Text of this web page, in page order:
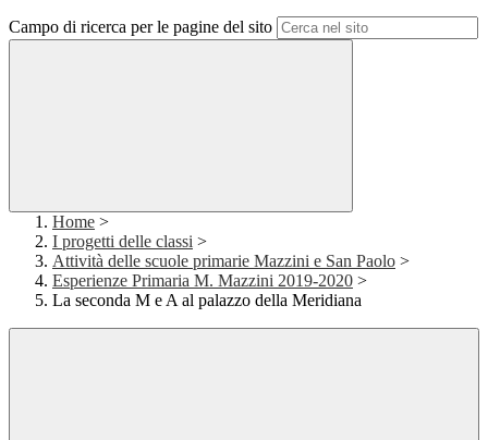
Campo di ricerca per le pagine del sito
Home >
I progetti delle classi >
Attività delle scuole primarie Mazzini e San Paolo >
Esperienze Primaria M. Mazzini 2019-2020 >
La seconda M e A al palazzo della Meridiana